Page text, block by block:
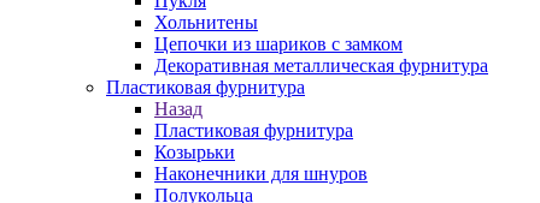
Хольнитены
Цепочки из шариков с замком
Декоративная металлическая фурнитура
Пластиковая фурнитура
Назад
Пластиковая фурнитура
Козырьки
Наконечники для шнуров
Полукольца